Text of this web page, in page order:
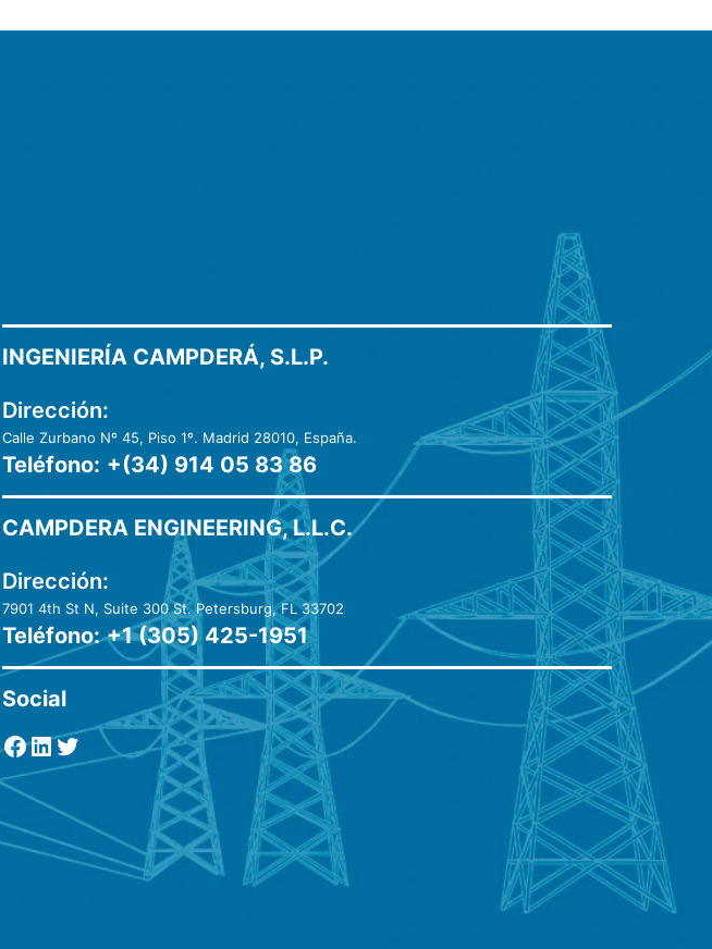
INGENIERÍA CAMPDERÁ, S.L.P.
Dirección:
Calle Zurbano Nº 45, Piso 1º. Madrid 28010, España.
Teléfono: +(34) 914 05 83 86
CAMPDERA ENGINEERING, L.L.C.
Dirección:
7901 4th St N, Suite 300 St. Petersburg, FL 33702
Teléfono: +1 (305) 425-1951
Social
Facebook LinkedIn Twitter